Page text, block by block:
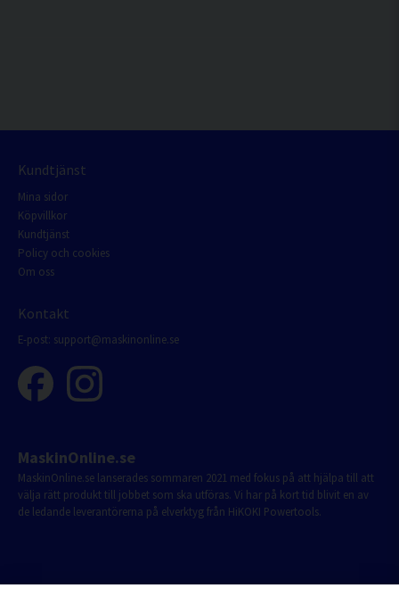
Kundtjänst
Mina sidor
Köpvillkor
Kundtjänst
Policy och cookies
Om oss
Kontakt
E-post: support@maskinonline.se
MaskinOnline.se
MaskinOnline.se lanserades sommaren 2021 med fokus på att hjälpa till att
välja rätt produkt till jobbet som ska utföras. Vi har på kort tid blivit en av
de ledande leverantörerna på elverktyg från HiKOKI Powertools.